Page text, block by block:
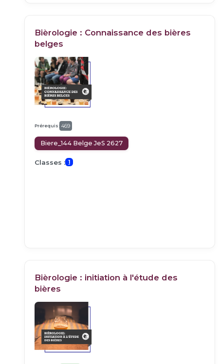
Bièrologie : Connaissance des bières
belges
Prérequis: 469
Biere_144 Belge JeS 2627
Classes : 1
Bièrologie : initiation à l'étude des
bières